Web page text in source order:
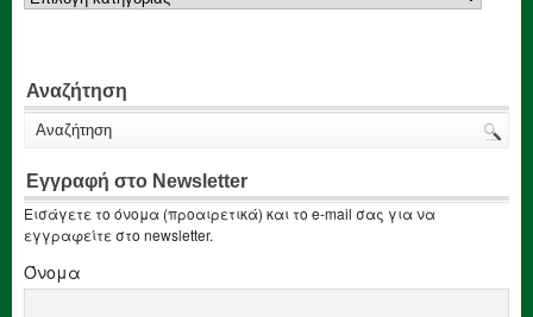
Αναζήτηση
Εγγραφή στο Newsletter
Εισάγετε το όνομα (προαιρετικά) και το e-mail σας για να
εγγραφείτε στο newsletter.
Όνομα